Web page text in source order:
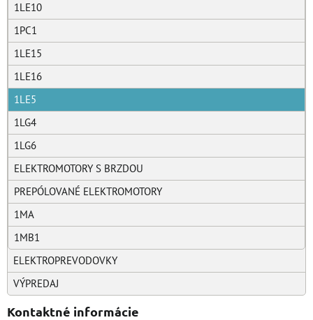
1LE10
1PC1
1LE15
1LE16
1LE5
1LG4
1LG6
ELEKTROMOTORY S BRZDOU
PREPÓLOVANÉ ELEKTROMOTORY
1MA
1MB1
ELEKTROPREVODOVKY
VÝPREDAJ
Kontaktné informácie